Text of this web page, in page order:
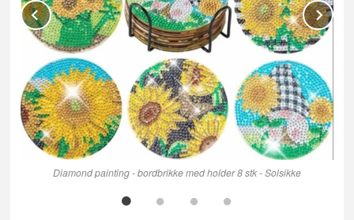
Diamond painting - bordbrikke med holder 8 stk - Solsikke
Prev